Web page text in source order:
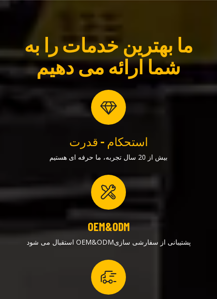
ما بهترین خدمات را به
شما ارائه می دهیم
استحکام - قدرت
بیش از 20 سال تجربه، ما حرفه ای هستیم
OEM&ODM
پشتیبانی از سفارشی سازیOEM&ODM استقبال می شود